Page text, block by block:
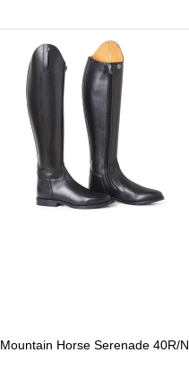
Mountain Horse Serenade 40R/N